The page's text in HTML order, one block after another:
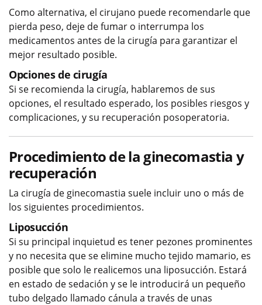
Como alternativa, el cirujano puede recomendarle que
pierda peso, deje de fumar o interrumpa los
medicamentos antes de la cirugía para garantizar el
mejor resultado posible.
Opciones de cirugía
Si se recomienda la cirugía, hablaremos de sus
opciones, el resultado esperado, los posibles riesgos y
complicaciones, y su recuperación posoperatoria.
Procedimiento de la ginecomastia y
recuperación
La cirugía de ginecomastia suele incluir uno o más de
los siguientes procedimientos.
Liposucción
Si su principal inquietud es tener pezones prominentes
y no necesita que se elimine mucho tejido mamario, es
posible que solo le realicemos una liposucción. Estará
en estado de sedación y se le introducirá un pequeño
tubo delgado llamado cánula a través de unas